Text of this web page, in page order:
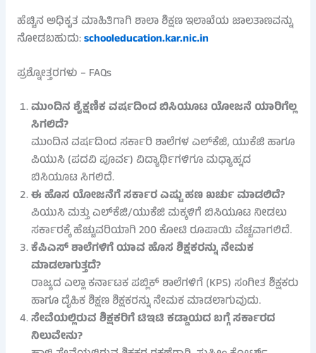
ಹೆಚ್ಚಿನ ಅಧಿಕೃತ ಮಾಹಿತಿಗಾಗಿ ಶಾಲಾ ಶಿಕ್ಷಣ ಇಲಾಖೆಯ ಜಾಲತಾಣವನ್ನು
ನೋಡಬಹುದು:schooleducation.kar.nic.in
ಪ್ರಶ್ನೋತ್ತರಗಳು – FAQs
ಮುಂದಿನ ಶೈಕ್ಷಣಿಕ ವರ್ಷದಿಂದ ಬಿಸಿಯೂಟ ಯೋಜನೆ ಯಾರಿಗೆಲ್ಲ
ಸಿಗಲಿದೆ?
ಮುಂದಿನ ವರ್ಷದಿಂದ ಸರ್ಕಾರಿ ಶಾಲೆಗಳ ಎಲ್‌ಕೆಜಿ, ಯುಕೆಜಿ ಹಾಗೂ
ಪಿಯುಸಿ (ಪದವಿ ಪೂರ್ವ) ವಿದ್ಯಾರ್ಥಿಗಳಿಗೂ ಮಧ್ಯಾಹ್ನದ
ಬಿಸಿಯೂಟ ಸಿಗಲಿದೆ.
ಈ ಹೊಸ ಯೋಜನೆಗೆ ಸರ್ಕಾರ ಎಷ್ಟು ಹಣ ಖರ್ಚು ಮಾಡಲಿದೆ?
ಪಿಯುಸಿ ಮತ್ತು ಎಲ್‌ಕೆಜಿ/ಯುಕೆಜಿ ಮಕ್ಕಳಿಗೆ ಬಿಸಿಯೂಟ ನೀಡಲು
ಸರ್ಕಾರಕ್ಕೆ ಹೆಚ್ಚುವರಿಯಾಗಿ 200 ಕೋಟಿ ರೂಪಾಯಿ ವೆಚ್ಚವಾಗಲಿದೆ.
ಕೆಪಿಎಸ್ ಶಾಲೆಗಳಿಗೆ ಯಾವ ಹೊಸ ಶಿಕ್ಷಕರನ್ನು ನೇಮಕ
ಮಾಡಲಾಗುತ್ತದೆ?
ರಾಜ್ಯದ ಎಲ್ಲಾ ಕರ್ನಾಟಕ ಪಬ್ಲಿಕ್ ಶಾಲೆಗಳಿಗೆ (KPS) ಸಂಗೀತ ಶಿಕ್ಷಕರು
ಹಾಗೂ ದೈಹಿಕ ಶಿಕ್ಷಣ ಶಿಕ್ಷಕರನ್ನು ನೇಮಕ ಮಾಡಲಾಗುವುದು.
ಸೇವೆಯಲ್ಲಿರುವ ಶಿಕ್ಷಕರಿಗೆ ಟಿಇಟಿ ಕಡ್ಡಾಯದ ಬಗ್ಗೆ ಸರ್ಕಾರದ
ನಿಲುವೇನು?